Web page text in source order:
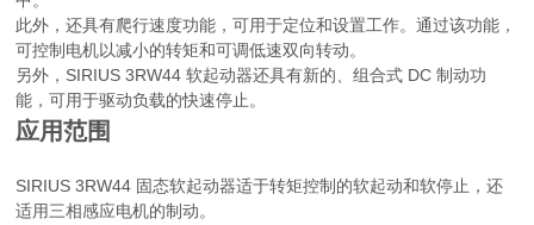
此外，还具有爬行速度功能，可用于定位和设置工作。通过该功能，
可控制电机以减小的转矩和可调低速双向转动。
另外，SIRIUS 3RW44 软起动器还具有新的、组合式 DC 制动功
能，可用于驱动负载的快速停止。
应用范围
SIRIUS 3RW44 固态软起动器适于转矩控制的软起动和软停止，还
适用三相感应电机的制动。